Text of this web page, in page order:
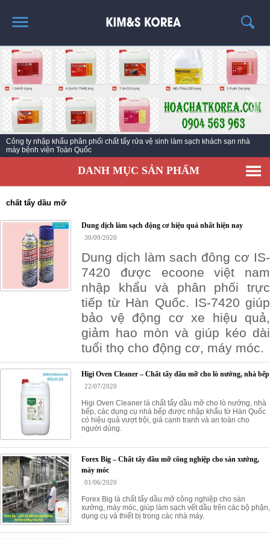
TRANG CHỦ
THÔNG TIN SẢN PHẨM
TIN TỨC
LIÊN HỆ
Công ty nhập khẩu phân phối chất tẩy rửa vệ sinh làm sạch khách sạn nhà
máy bệnh viện Toàn Quốc
DANH MỤC SẢN PHẨM
chất tẩy dầu mỡ
Dung dịch làm sạch động cơ hiệu quả nhất hiện nay
30/09/2020
Dung dịch làm sach đông cơ IS-
7420 được ecoone việt nam
nhập khẩu và phân phối trực
tiếp từ Hàn Quốc. IS-7420 giúp
bảo vệ động cơ xe hiệu quả,
giảm hao mòn và giúp kéo dài
tuổi thọ cho động cơ, máy móc.
Higi Oven Cleaner – Chất tẩy dầu mỡ cho lò nướng, nhà bếp
22/07/2020
Higi Oven Cleaner là chất tẩy dầu mỡ cho lò nướng, nhà
bếp, các dụng cụ nhà bếp được nhập khẩu từ Hàn Quốc
có hiệu quả vượt trội, giá cạnh tranh và an toàn cho
người dùng.
Forex Big – Chất tẩy dầu mỡ công nghiệp cho sàn xưởng,
máy móc
01/06/2020
Forex Big là chất tẩy dầu mỡ công nghiệp cho sàn
xưởng, máy móc, giúp làm sạch vết dầu trên các bộ phận,
dụng cụ và thiết bị trong các nhà máy.